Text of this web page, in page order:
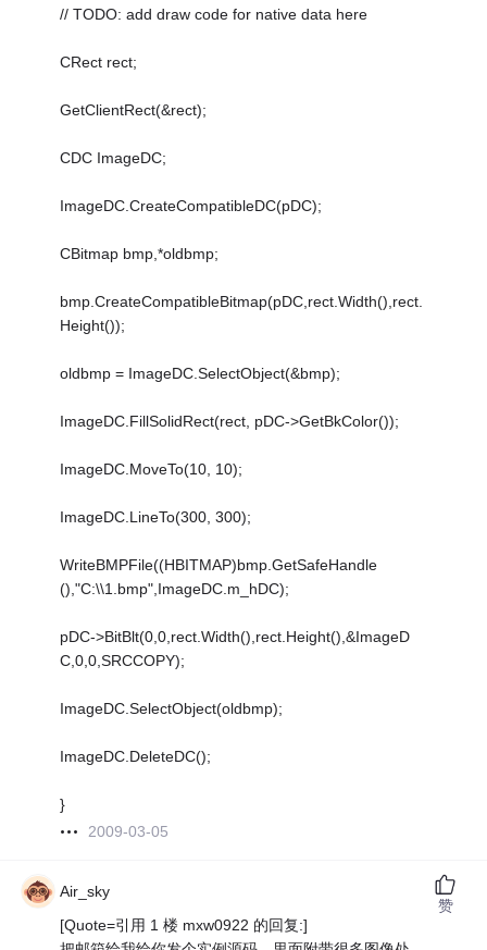
// TODO: add draw code for native data here
CRect rect;
GetClientRect(&rect);
CDC ImageDC;
ImageDC.CreateCompatibleDC(pDC);
CBitmap bmp,*oldbmp;
bmp.CreateCompatibleBitmap(pDC,rect.Width(),rect.
Height());
oldbmp = ImageDC.SelectObject(&bmp);
ImageDC.FillSolidRect(rect, pDC->GetBkColor());
ImageDC.MoveTo(10, 10);
ImageDC.LineTo(300, 300);
WriteBMPFile((HBITMAP)bmp.GetSafeHandle
(),"C:\\1.bmp",ImageDC.m_hDC);
pDC->BitBlt(0,0,rect.Width(),rect.Height(),&ImageD
C,0,0,SRCCOPY);
ImageDC.SelectObject(oldbmp);
ImageDC.DeleteDC();
}
2009-03-05
Air_sky
[Quote=引用 1 楼 mxw0922 的回复:]
赞